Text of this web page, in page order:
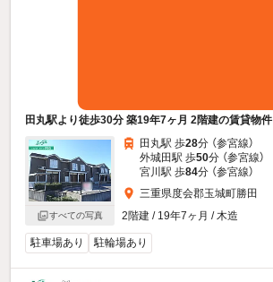
田丸駅より徒歩30分 築19年7ヶ月 2階建の賃貸物件
すべての写真
田丸駅 歩28分 （参宮線）
外城田駅 歩50分 （参宮線）
宮川駅 歩84分 （参宮線）
三重県度会郡玉城町勝田
2階建 / 19年7ヶ月 / 木造
駐車場あり 駐輪場あり